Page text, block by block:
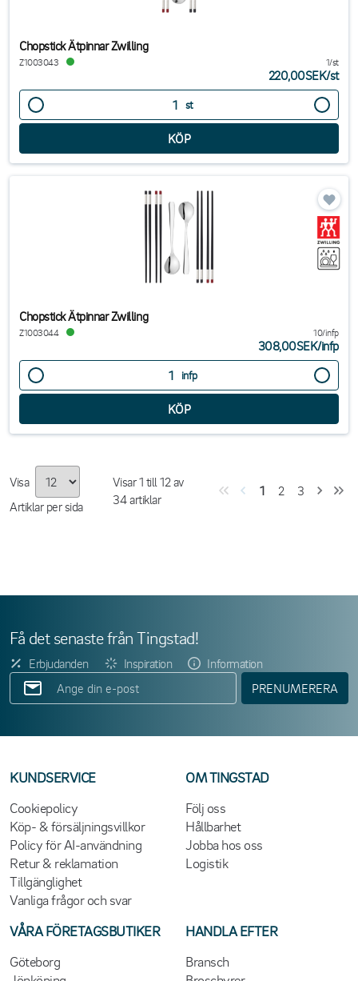
Chopstick Ätpinnar Zwilling
Z1003043 1/st
220,00SEK/st
st
Chopstick Ätpinnar Zwilling
Z1003044 10/infp
308,00SEK/infp
infp
Visa
Artiklar per sida
Visar1 till12av
34artiklar
1 2 3
Få det senaste från Tingstad!
Erbjudanden Inspiration
Information
PRENUMERERA
KUNDSERVICE
Cookiepolicy
Köp- & försäljningsvillkor
Policy för AI-användning
Retur & reklamation
Tillgänglighet
Vanliga frågor och svar
OM TINGSTAD
Följ oss
Hållbarhet
Jobba hos oss
Logistik
VÅRA FÖRETAGSBUTIKER
Göteborg
HANDLA EFTER
Bransch